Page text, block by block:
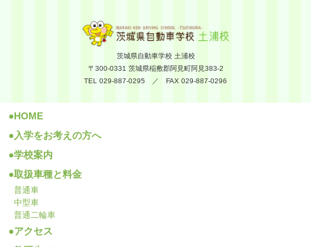
茨城県自動車学校 土浦校
〒300-0331 茨城県稲敷郡阿見町阿見383-2
TEL 029-887-0295 ／ FAX 029-887-0296
HOME
入学をお考えの方へ
学校案内
取扱車種と料金
普通車
中型車
普通二輪車
アクセス